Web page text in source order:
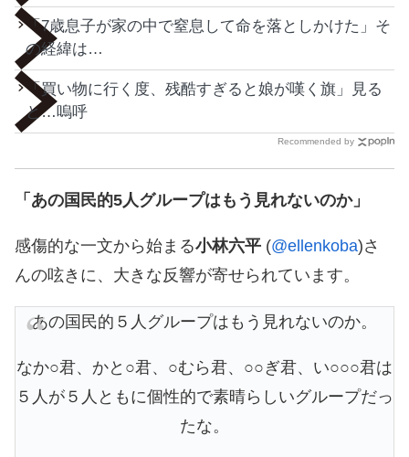
「7歳息子が家の中で窒息して命を落としかけた」そ
の経緯は…
「買い物に行く度、残酷すぎると娘が嘆く旗」見る
と…嗚呼
Recommended by
「あの国民的5人グループはもう見れないのか」
感傷的な一文から始まる小林六平 (@ellenkoba)さ
んの呟きに、大きな反響が寄せられています。
あの国民的５人グループはもう見れないのか。
なか○君、かと○君、○むら君、○○ぎ君、い○○○君は
５人が５人ともに個性的で素晴らしいグループだっ
たな。